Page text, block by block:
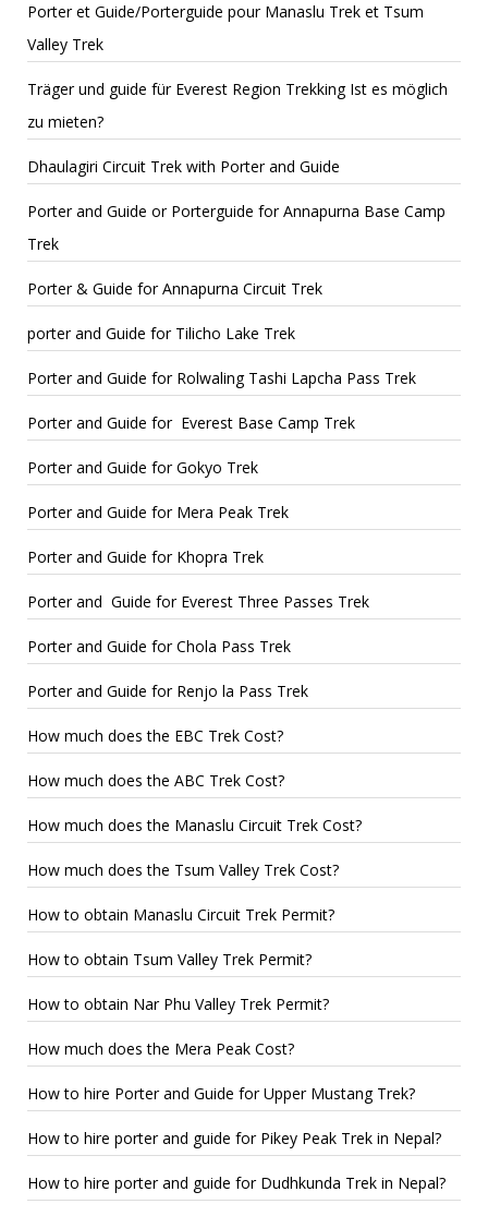
Porter et Guide/Porterguide pour Manaslu Trek et Tsum
Valley Trek
Träger und guide für Everest Region Trekking Ist es möglich
zu mieten?
Dhaulagiri Circuit Trek with Porter and Guide
Porter and Guide or Porterguide for Annapurna Base Camp
Trek
Porter & Guide for Annapurna Circuit Trek
porter and Guide for Tilicho Lake Trek
Porter and Guide for Rolwaling Tashi Lapcha Pass Trek
Porter and Guide for Everest Base Camp Trek
Porter and Guide for Gokyo Trek
Porter and Guide for Mera Peak Trek
Porter and Guide for Khopra Trek
Porter and Guide for Everest Three Passes Trek
Porter and Guide for Chola Pass Trek
Porter and Guide for Renjo la Pass Trek
How much does the EBC Trek Cost?
How much does the ABC Trek Cost?
How much does the Manaslu Circuit Trek Cost?
How much does the Tsum Valley Trek Cost?
How to obtain Manaslu Circuit Trek Permit?
How to obtain Tsum Valley Trek Permit?
How to obtain Nar Phu Valley Trek Permit?
How much does the Mera Peak Cost?
How to hire Porter and Guide for Upper Mustang Trek?
How to hire porter and guide for Pikey Peak Trek in Nepal?
How to hire porter and guide for Dudhkunda Trek in Nepal?